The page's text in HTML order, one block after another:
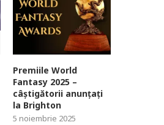
Premiile World
Fantasy 2025 –
câștigătorii anunțați
la Brighton
5 noiembrie 2025